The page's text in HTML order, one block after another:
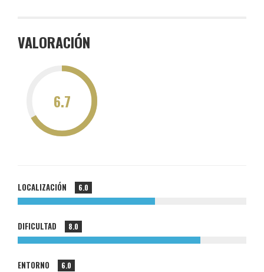
VALORACIÓN
LOCALIZACIÓN 6.0
DIFICULTAD 8.0
ENTORNO 6.0